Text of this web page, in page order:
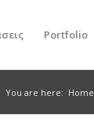
Portfolio
You are here: Home